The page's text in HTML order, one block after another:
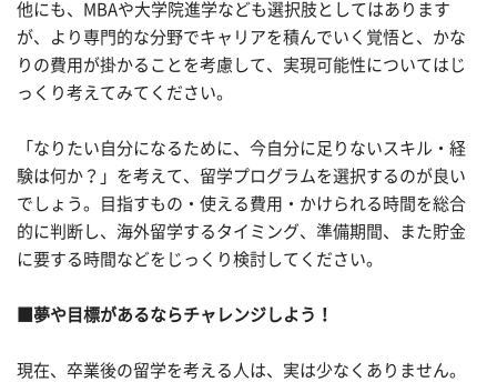
他にも、MBAや大学院進学なども選択肢としてはあります
が、より専門的な分野でキャリアを積んでいく覚悟と、かな
りの費用が掛かることを考慮して、実現可能性についてはじ
っくり考えてみてください。
「なりたい自分になるために、今自分に足りないスキル・経
験は何か？」を考えて、留学プログラムを選択するのが良い
でしょう。目指すもの・使える費用・かけられる時間を総合
的に判断し、海外留学するタイミング、準備期間、また貯金
に要する時間などをじっくり検討してください。
■夢や目標があるならチャレンジしよう！
現在、卒業後の留学を考える人は、実は少なくありません。